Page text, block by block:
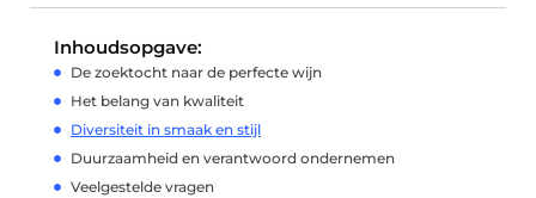
Inhoudsopgave:
De zoektocht naar de perfecte wijn
Het belang van kwaliteit
Diversiteit in smaak en stijl
Duurzaamheid en verantwoord ondernemen
Veelgestelde vragen